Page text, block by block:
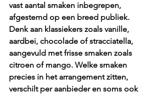
vast aantal smaken inbegrepen,
afgestemd op een breed publiek.
Denk aan klassiekers zoals vanille,
aardbei, chocolade of stracciatella,
aangevuld met frisse smaken zoals
citroen of mango. Welke smaken
precies in het arrangement zitten,
verschilt per aanbieder en soms ook